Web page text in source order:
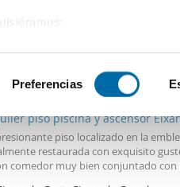
analizándolo activamente
sobre cómo se procesan
de datos. Puede cambiar o
Preferencias
2 3 Hab 2 Baños
piso piscina y ascensor
piso localizado en la
restaurada con exquisito
comedor muy bien conjuntado